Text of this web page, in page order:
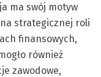
ma swój motyw
strategicznej roli
finansowych,
również
zawodowe,